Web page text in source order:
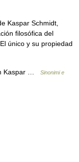
Kaspar Schmidt,
filosófica del
único y su propiedad
Kaspar …
Sinonimi e